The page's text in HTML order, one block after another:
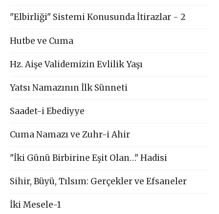
"Elbirliği" Sistemi Konusunda İtirazlar - 2
Hutbe ve Cuma
Hz. Aişe Validemizin Evlilik Yaşı
Yatsı Namazının İlk Sünneti
Saadet-i Ebediyye
Cuma Namazı ve Zuhr-i Ahir
"İki Günü Birbirine Eşit Olan…" Hadisi
Sihir, Büyü, Tılsım: Gerçekler ve Efsaneler
İki Mesele-1